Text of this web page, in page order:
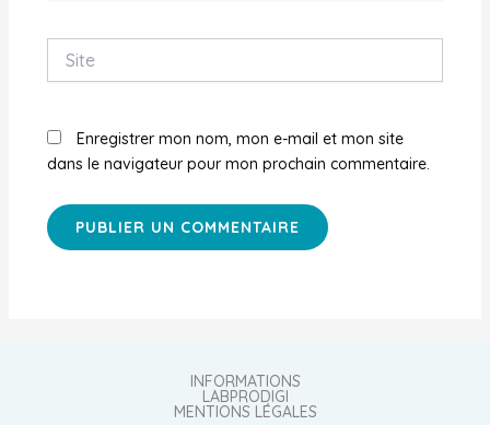
Enregistrer mon nom, mon e-mail et mon site
dans le navigateur pour mon prochain commentaire.
INFORMATIONS
LABPRODIGI
MENTIONS LÉGALES